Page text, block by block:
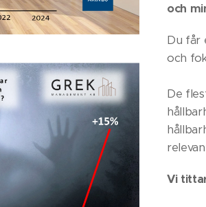
och
Du får
och
De
Vi